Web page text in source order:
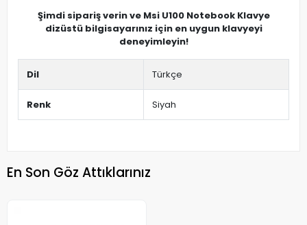
Şimdi sipariş verin ve Msi U100 Notebook Klavye
dizüstü bilgisayarınız için en uygun klavyeyi
deneyimleyin!
Dil Türkçe
Renk Siyah
En Son Göz Attıklarınız